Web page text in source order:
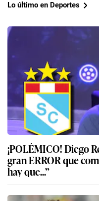
Lo último en Deportes
¡POLÉMICO! Diego
gran ERROR que
hay que...”